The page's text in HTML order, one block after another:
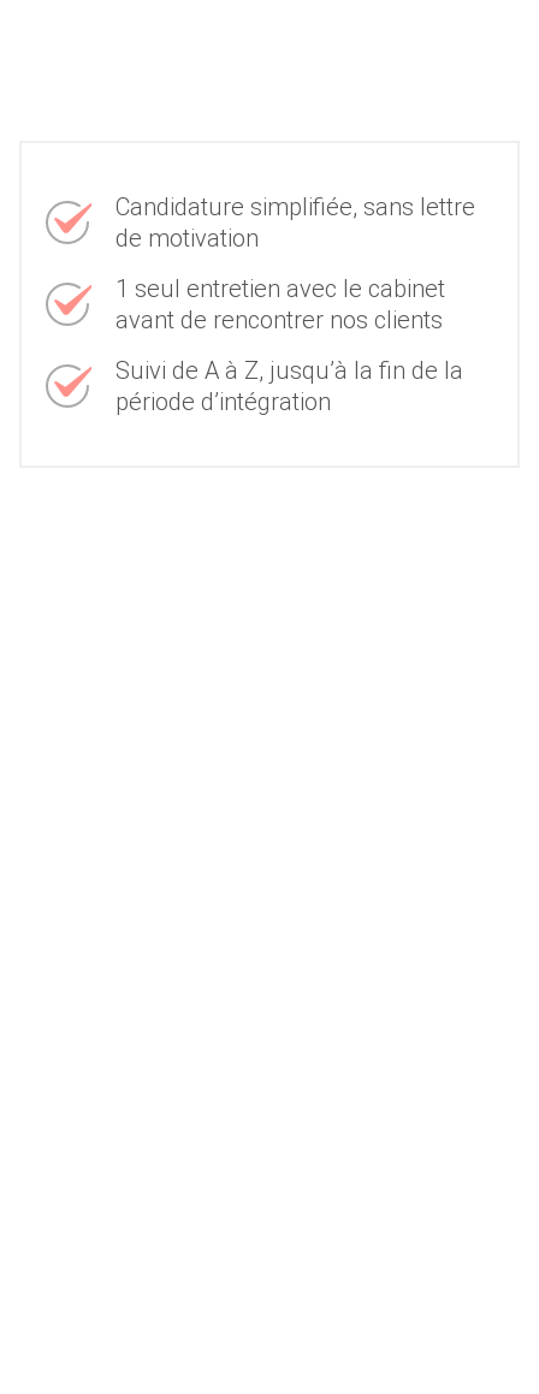
Candidature simplifiée, sans lettre
de motivation
1 seul entretien avec le cabinet
avant de rencontrer nos clients
Suivi de A à Z, jusqu’à la fin de la
période d’intégration